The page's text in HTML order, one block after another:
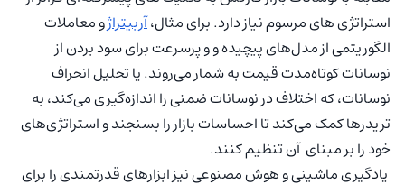
استراتژی های مرسوم نیاز دارد. برای مثال،آربیتراژو معاملات
الگوریتمی از مدل‌های پیچیده و و پر‌سرعت برای سود بردن از
نوسانات کوتاه‌مدت قیمت به شمار می‌روند. یا تحلیل انحراف
نوسانات، که اختلاف در نوسانات ضمنی را اندازه‌گیری می‌کند، به
تریدرها کمک می‌کند تا احساسات بازار را بسنجند و استراتژی‌های
خود را بر مبنای آن تنظیم کنند.
یادگیری ماشینی و هوش مصنوعی نیز ابزارهای قدرتمندی را برای